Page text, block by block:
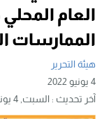
العام
الممارسات
هيئة التحرير
4 يونيو 2022
آخر تحديث :السبت, 4 يونيو, 2022 - 11:51 صباحًا